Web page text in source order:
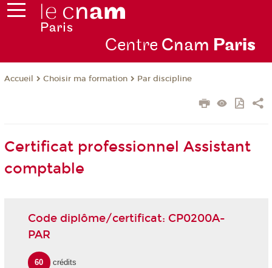
Centre Cnam Paris
Accueil Choisir ma formation Par discipline
Certificat professionnel Assistant
comptable
Code diplôme/certificat: CP0200A-
PAR
60 crédits